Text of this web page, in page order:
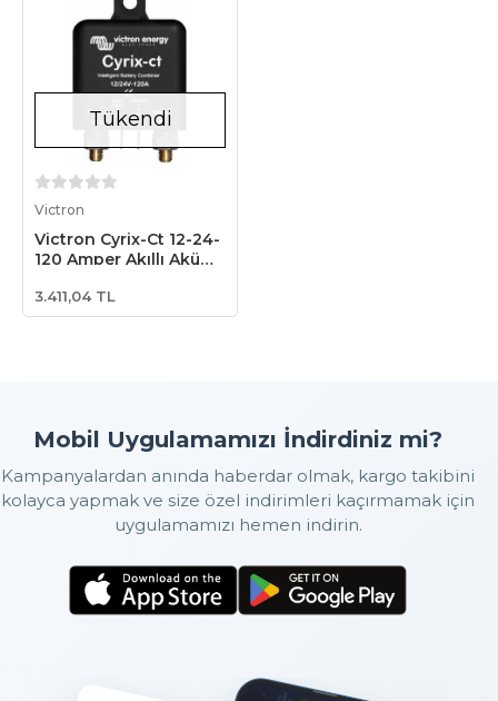
Tükendi
Victron
Victron Cyrix-Ct 12-24-
120 Amper Akıllı Akü
(CYR010120011)
3.411,04 TL
Mobil Uygulamamızı İndirdiniz mi?
Kampanyalardan anında haberdar olmak, kargo takibini
kolayca yapmak ve size özel indirimleri kaçırmamak için
uygulamamızı hemen indirin.